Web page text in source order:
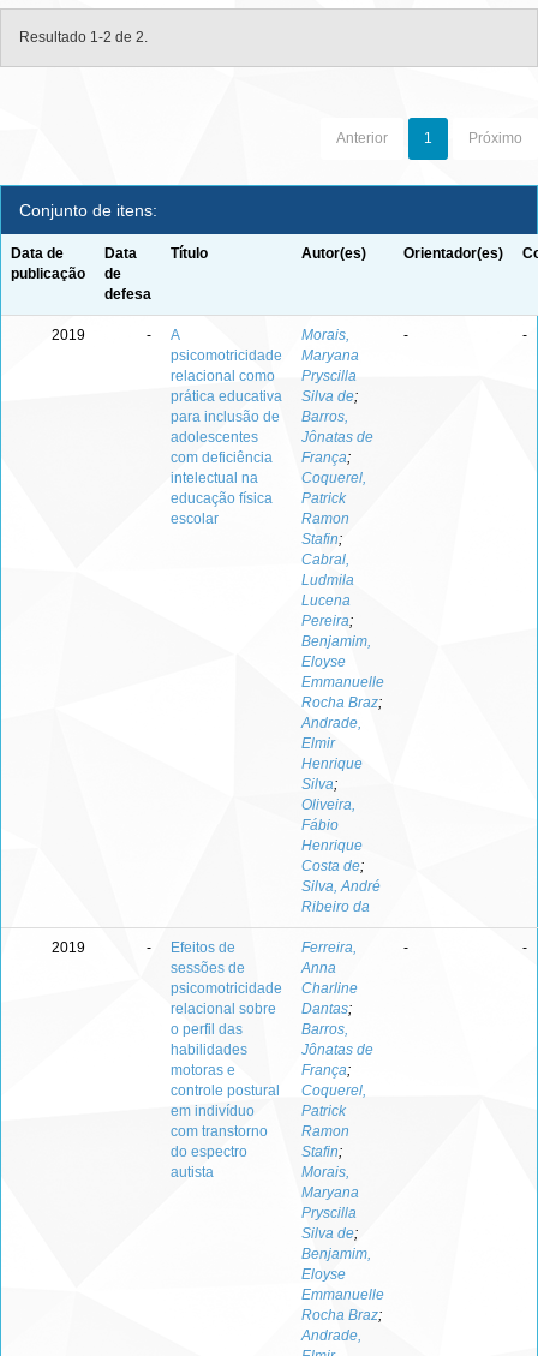
Resultado 1-2 de 2.
Anterior 1 Próximo
Conjunto de itens:
Data de
publicação
Data
de
defesa
Título Autor(es) Orientador(es)
2019 -
A
psicomotricidade
relacional como
prática educativa
para inclusão de
adolescentes
com deficiência
intelectual na
educação física
escolar
Morais,
Maryana
Pryscilla
Silva de;
Barros,
Jônatas de
França;
Coquerel,
Patrick
Ramon
Stafin;
Cabral,
Ludmila
Lucena
Pereira;
Benjamim,
Eloyse
Emmanuelle
Rocha Braz;
Andrade,
Elmir
Henrique
Silva;
Oliveira,
Fábio
Henrique
Costa de;
Silva, André
Ribeiro da
- -
2019 -
Efeitos de
sessões de
psicomotricidade
relacional sobre
o perfil das
habilidades
motoras e
controle postural
em indivíduo
com transtorno
do espectro
autista
Ferreira,
Anna
Charline
Dantas;
Barros,
Jônatas de
França;
Coquerel,
Patrick
Ramon
Stafin;
Morais,
Maryana
Pryscilla
Silva de;
Benjamim,
Eloyse
Emmanuelle
Rocha Braz;
Andrade,
- -